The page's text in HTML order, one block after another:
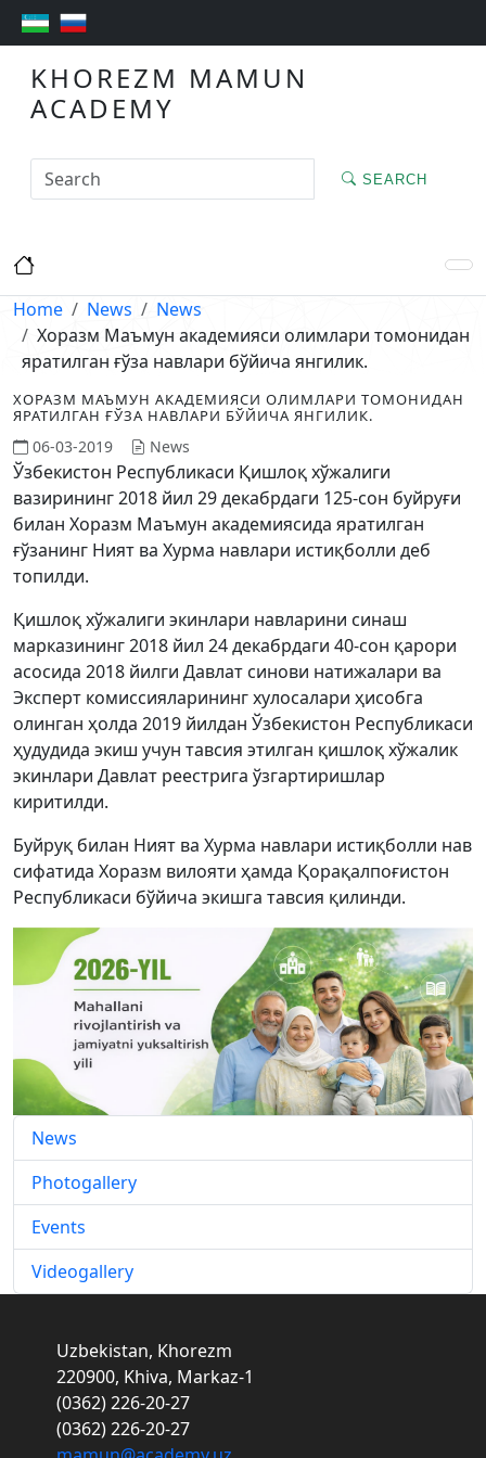
KHOREZM MAMUN
ACADEMY
SEARCH
Home News
News
Хоразм Маъмун академияси олимлари томонидан
яратилган ғўза навлари бўйича янгилик.
ХОРАЗМ МАЪМУН АКАДЕМИЯСИ ОЛИМЛАРИ ТОМОНИДАН
ЯРАТИЛГАН ҒЎЗА НАВЛАРИ БЎЙИЧА ЯНГИЛИК.
06-03-2019 News
Ўзбекистон Республикаси Қишлоқ хўжалиги
вазирининг 2018 йил 29 декабрдаги 125-сон буйруғи
билан Хоразм Маъмун академиясида яратилган
ғўзанинг Ният ва Хурма навлари истиқболли деб
топилди.
Қишлоқ хўжалиги экинлари навларини синаш
марказининг 2018 йил 24 декабрдаги 40-сон қарори
асосида 2018 йилги Давлат синови натижалари ва
Эксперт комиссияларининг хулосалари ҳисобга
олинган ҳолда 2019 йилдан Ўзбекистон Республикаси
ҳудудида экиш учун тавсия этилган қишлоқ хўжалик
экинлари Давлат реестрига ўзгартиришлар
киритилди.
Буйруқ билан Ният ва Хурма навлари истиқболли нав
сифатида Хоразм вилояти ҳамда Қорақалпоғистон
Республикаси бўйича экишга тавсия қилинди.
News
Photogallery
Events
Videogallery
Uzbekistan, Khorezm
220900, Khiva, Markaz-1
(0362) 226-20-27
(0362) 226-20-27